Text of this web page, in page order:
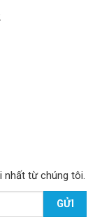
từ chúng tôi.